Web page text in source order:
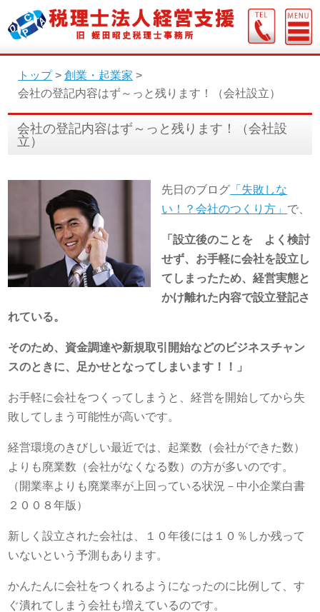
トップ> 創業・起業家 >
会社の登記内容はず～っと残ります！（会社設立）
会社の登記内容はず～っと残ります！（会社設
立）
先日のブログ 「失敗しな
い！？会社のつくり方」 で、
「設立後のことを よく検討
せず、お手軽に会社を設立し
てしまったため、経営実態と
かけ離れた内容で設立登記さ
れている。
そのため、資金調達や新規取引開始などのビジネスチャン
スのときに、足かせとなってしまいます！！」
お手軽に会社をつくってしまうと、経営を開始してから失
敗してしまう可能性が高いです。
経営環境のきびしい最近では、起業数（会社ができた数）
よりも廃業数（会社がなくなる数）の方が多いのです。
（開業率よりも廃業率が上回っている状況－中小企業白書
２００８年版）
新しく設立された会社は、１０年後には１０％しか残って
いないという予測もあります。
かんたんに会社をつくれるようになったのに比例して、す
ぐ潰れてしまう会社も増えているのです。